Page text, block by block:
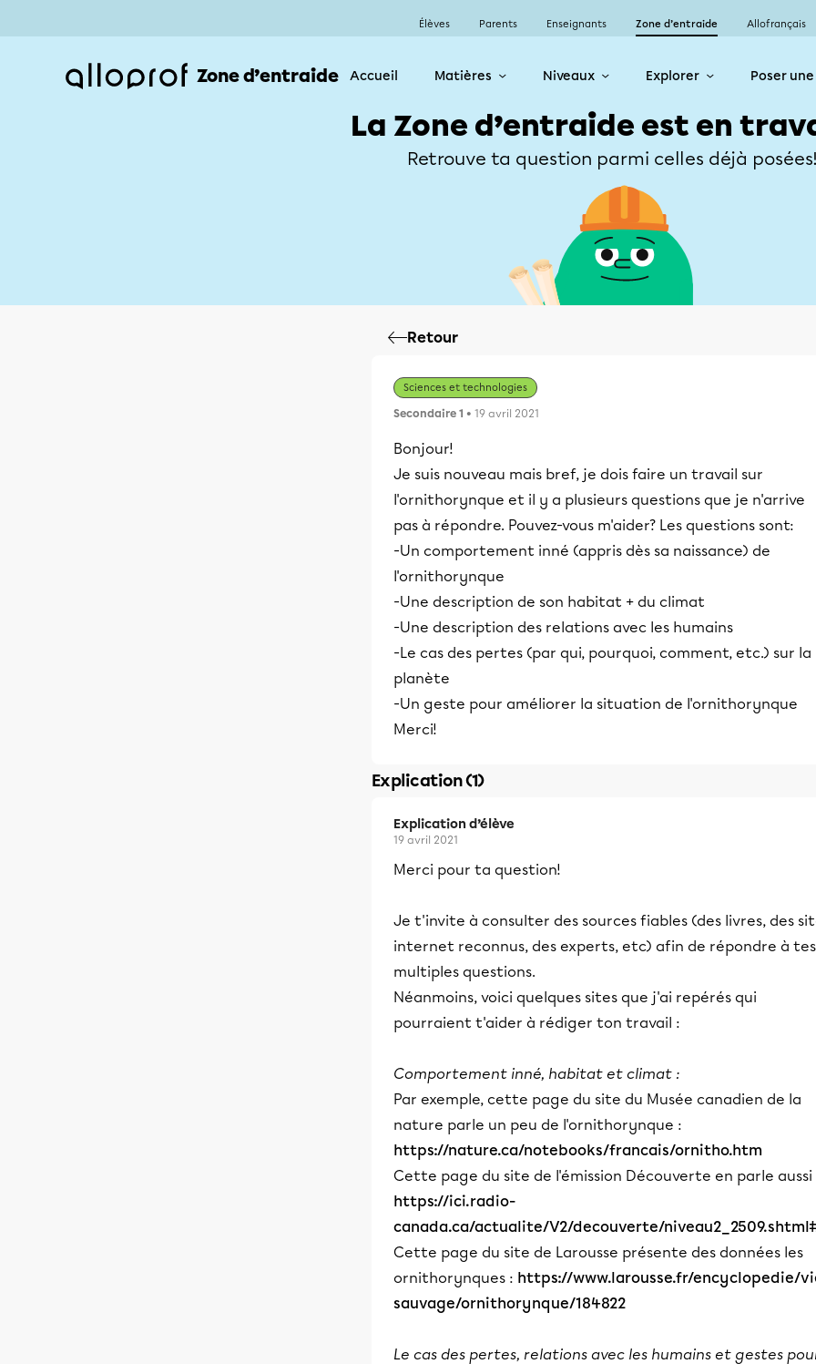
Élèves Parents Enseignants Zone d’entraide Allofrançais
Zone d’entraide Accueil Matières Niveaux Explorer Poser
La Zone d’entraide est en
Retrouve ta question parmi celles déjà
Retour
Sciences et technologies
Secondaire 1 • 19 avril 2021
Bonjour!
Je suis nouveau mais bref, je dois faire un travail sur
l'ornithorynque et il y a plusieurs questions que je n'arrive
pas à répondre. Pouvez-vous m'aider? Les questions sont:
-Un comportement inné (appris dès sa naissance) de
l'ornithorynque
-Une description de son habitat + du climat
-Une description des relations avec les humains
-Le cas des pertes (par qui, pourquoi, comment, etc.) sur la
planète
-Un geste pour améliorer la situation de l'ornithorynque
Merci!
Explication (1)
Explication d’élève
19 avril 2021
Merci pour ta question!
Je t'invite à consulter des sources fiables (des livres, des
internet reconnus, des experts, etc) afin de répondre à tes
multiples questions.
Néanmoins, voici quelques sites que j'ai repérés qui
pourraient t'aider à rédiger ton travail :
Comportement inné, habitat et climat :
Par exemple, cette page du site du Musée canadien de la
nature parle un peu de l'ornithorynque :
https://nature.ca/notebooks/francais/ornitho.htm
Cette page du site de l'émission Découverte en parle aussi
https://ici.radio-
canada.ca/actualite/V2/decouverte/
Cette page du site de Larousse présente des données les
ornithorynques : https://www.larousse.fr/encyclopedie/
sauvage/ornithorynque/184822
Le cas des pertes, relations avec les humains et gestes